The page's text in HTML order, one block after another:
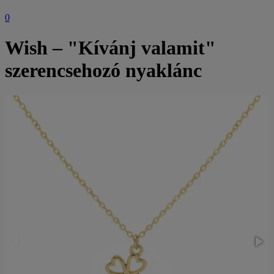
0
Wish – "Kívánj valamit"
szerencsehozó nyaklánc